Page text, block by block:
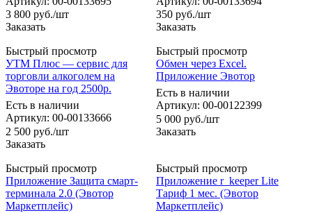
3 800 руб./шт
Заказать
350 руб./шт
Заказать
Быстрый просмотр
УТМ Плюс — сервис для
торговли алкоголем на
Эвоторе на год 2500р.
Есть в наличии
Артикул: 00-00133666
2 500 руб./шт
Заказать
Быстрый просмотр
Обмен через Excel.
Приложение Эвотор
Есть в наличии
Артикул: 00-00122399
5 000 руб./шт
Заказать
Быстрый просмотр
Приложение Защита смарт-
терминала 2.0 (Эвотор
Маркетплейс)
Быстрый просмотр
Приложение r_keeper Lite
Тариф 1 мес. (Эвотор
Маркетплейс)